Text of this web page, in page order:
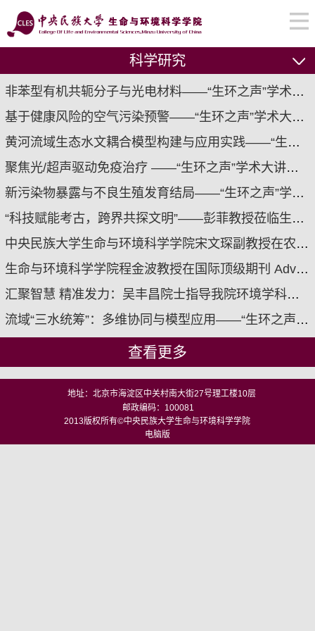
科学研究
非苯型有机共轭分子与光电材料——“生环之声”学术大讲堂（第十九期）成功举办
基于健康风险的空气污染预警——“生环之声”学术大讲堂（第十八期）成功举办
黄河流域生态水文耦合模型构建与应用实践——“生环之声”学术大讲堂（第十七期）成功举办
聚焦光/超声驱动免疫治疗 ——“生环之声”学术大讲堂（第十六期）成功举办
新污染物暴露与不良生殖发育结局——“生环之声”学术大讲堂（第十五期）报告成功举办
“科技赋能考古，跨界共探文明”——彭菲教授莅临生命与环境科学学院开展学术讲座
中央民族大学生命与环境科学学院宋文琛副教授在农业生态学领域取得重要研究进展
生命与环境科学学院程金波教授在国际顶级期刊 Advanced Science 发表阿尔茨海默病重要研究成果
汇聚智慧 精准发力：吴丰昌院士指导我院环境学科高质量发展
流域“三水统筹”：多维协同与模型应用——“生环之声”学术大讲堂（第十四期）成功举办
查看更多
地址：北京市海淀区中关村南大街27号理工楼10层
邮政编码：100081
2013版权所有©中央民族大学生命与环境科学学院
电脑版